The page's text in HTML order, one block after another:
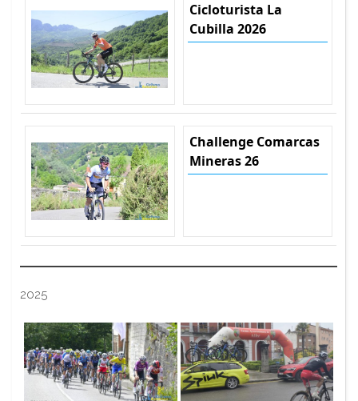
Cicloturista La
Cubilla 2026
Challenge Comarcas
Mineras 26
2025